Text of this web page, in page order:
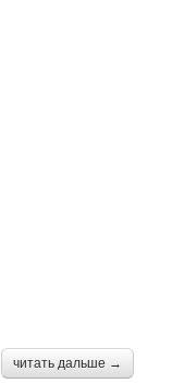
читать дальше →